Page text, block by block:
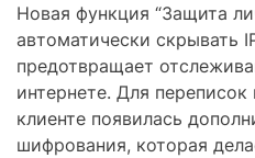
Новая функция “Защита
автоматически скрывать
предотвращает
интернете. Для
клиенте появилась
шифрования, которая